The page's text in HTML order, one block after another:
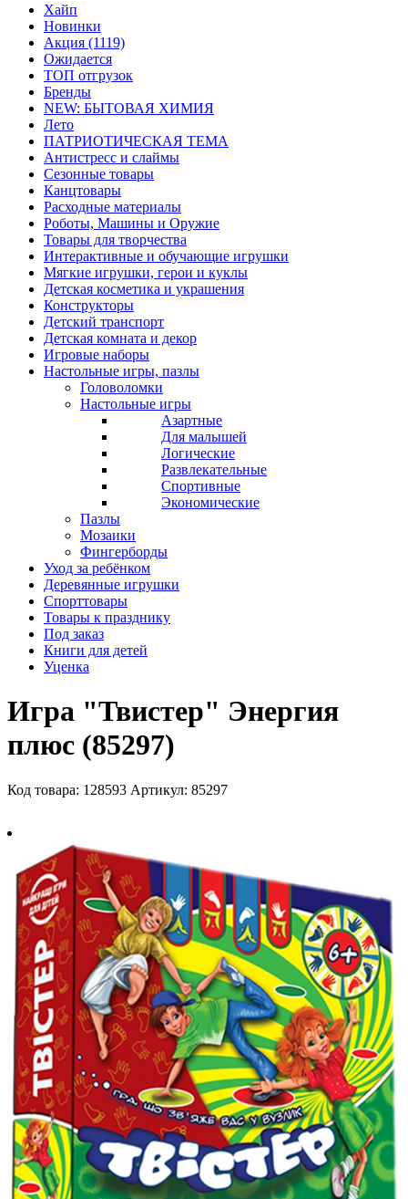
Хайп
Новинки
Акция (1119)
Ожидается
ТОП отгрузок
Бренды
NEW: БЫТОВАЯ ХИМИЯ
Лето
ПАТРИОТИЧЕСКАЯ ТЕМА
Антистресс и слаймы
Сезонные товары
Канцтовары
Расходные материалы
Роботы, Машины и Оружие
Товары для творчества
Интерактивные и обучающие игрушки
Мягкие игрушки, герои и куклы
Детская косметика и украшения
Конструкторы
Детский транспорт
Детская комната и декор
Игровые наборы
Настольные игры, пазлы
Головоломки
Настольные игры
Азартные
Для малышей
Логические
Развлекательные
Спортивные
Экономические
Пазлы
Мозаики
Фингерборды
Уход за ребёнком
Деревянные игрушки
Спорттовары
Товары к празднику
Под заказ
Книги для детей
Уценка
Игра "Твистер" Энергия
плюс (85297)
Код товара: 128593 Артикул: 85297